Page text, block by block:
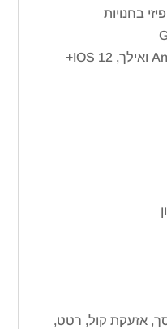
אזעקת קול, רטט,